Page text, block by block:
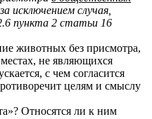
исключением случая,
пункта 2 статьи 16
животных без присмотра,
не являющихся
с чем согласится
целям и смыслу
Относятся ли к ним